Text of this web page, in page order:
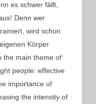
es schwer fällt,
Denn wer
wird schon
Körper
main theme of
people: effective
importance of
the intensity of